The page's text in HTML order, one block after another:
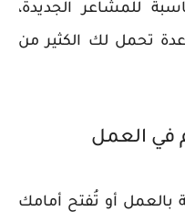
للمشاعر الجديدة،
تحمل لك الكثير من
في العمل
أو تُفتح أمامك